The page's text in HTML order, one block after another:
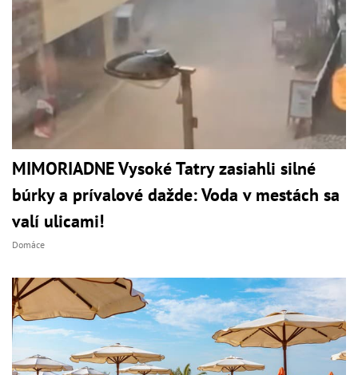
MIMORIADNE Vysoké Tatry zasiahli silné
búrky a prívalové dažde: Voda v mestách sa
valí ulicami!
Domáce